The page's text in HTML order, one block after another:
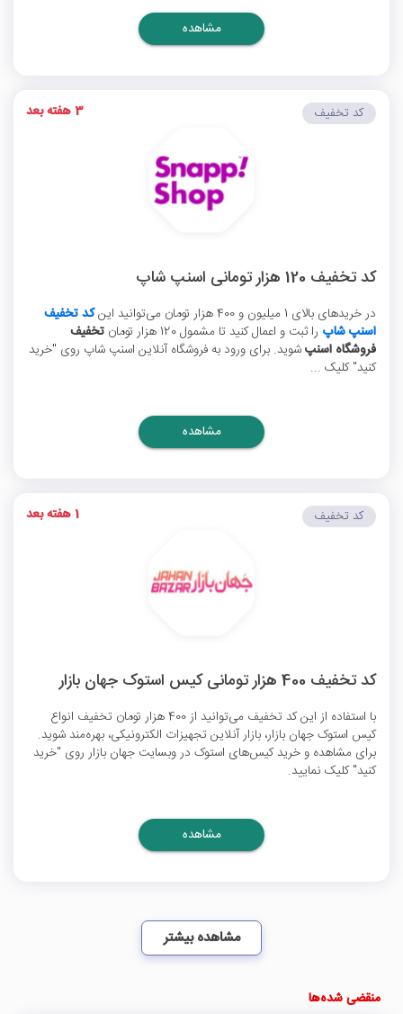
مشاهده
کد تخفیف 120 هزار تومانی اسنپ شاپ
در خریدهای بالای 1 میلیون و 400 هزار تومان می‌توانید این
کد تخفیف
اسنپ شاپ را ثبت و اعمال کنید تا مشمول 120 هزار تومان
تخفیف
فروشگاه اسنپشوید. برای ورود به فروشگاه آنلاین اسنپ شاپ روی "خرید
کنید" کلیک ...
کد تخفیف 3 هفته بعد
مشاهده
کد تخفیف 400 هزار تومانی کیس استوک جهان بازار
با استفاده از این کد تخفیف می‌توانید از 400 هزار تومان تخفیف انواع
کیس استوک جهان بازار، بازار آنلاین تجهیزات الکترونیکی، بهره‌مند شوید.
برای مشاهده و خرید کیس‌های استوک در وبسایت جهان بازار روی "خرید
کنید" کلیک نمایید.
کد تخفیف 1 هفته بعد
مشاهده
مشاهده بیشتر
منقضی شده‌ها